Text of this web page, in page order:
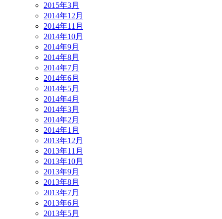
2015年3月
2014年12月
2014年11月
2014年10月
2014年9月
2014年8月
2014年7月
2014年6月
2014年5月
2014年4月
2014年3月
2014年2月
2014年1月
2013年12月
2013年11月
2013年10月
2013年9月
2013年8月
2013年7月
2013年6月
2013年5月